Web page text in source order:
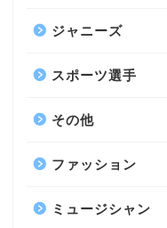
ジャニーズ
スポーツ選手
その他
ファッション
ミュージシャン